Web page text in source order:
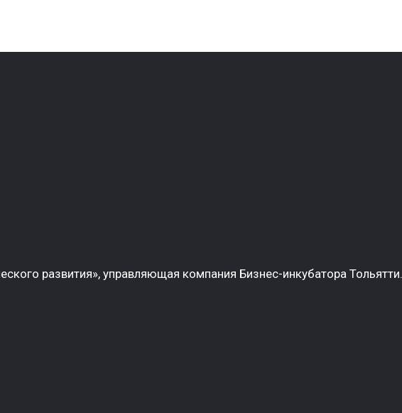
развития», управляющая компания Бизнес-инкубатора Тольятти.